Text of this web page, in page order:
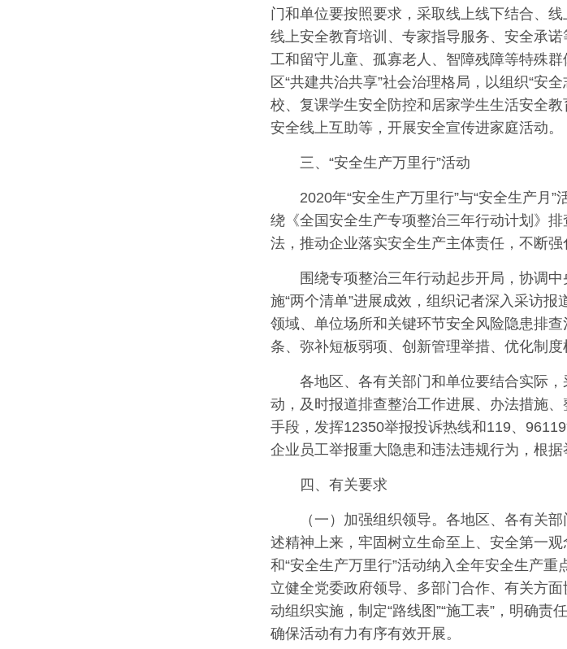
门和单位要按照要求，采取线上线下结合、
线上安全教育培训、专家指导服务、安全承
工和留守儿童、孤寡老人、智障残障等特殊
区“共建共治共享”社会治理格局，以组织“安
校、复课学生安全防控和居家学生生活安全
安全线上互助等，开展安全宣传进家庭活动。
三、“安全生产万里行”活动
2020年“安全生产万里行”与“安全生产月
绕《全国安全生产专项整治三年行动计划》
法，推动企业落实安全生产主体责任，不断强
围绕专项整治三年行动起步开局，协调
施“两个清单”进展成效，组织记者深入采访
领域、单位场所和关键环节安全风险隐患排
条、弥补短板弱项、创新管理举措、优化制
各地区、各有关部门和单位要结合实际，
动，及时报道排查整治工作进展、办法措施
手段，发挥12350举报投诉热线和119、
企业员工举报重大隐患和违法违规行为，根
四、有关要求
（一）加强组织领导。各地区、各有关
述精神上来，牢固树立生命至上、安全第一
和“安全生产万里行”活动纳入全年安全生产
立健全党委政府领导、多部门合作、有关方
动组织实施，制定“路线图”“施工表”，明确
确保活动有力有序有效开展。